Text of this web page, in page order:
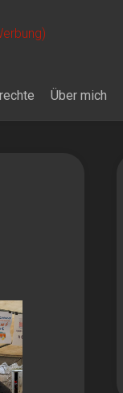
Über mich